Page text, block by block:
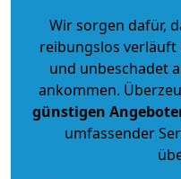
Wir sorgen dafür,
reibungslos verläuft
und unbeschadet
ankommen.
günstigen
umfassender